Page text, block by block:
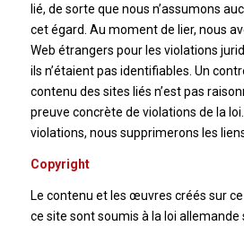
lié, de sorte que nous n’assumons
cet égard. Au moment de lier, nous
Web étrangers pour les violations
ils n’étaient pas identifiables. Un
contenu des sites liés n’est pas
preuve concrète de violations de la
violations, nous supprimerons les
Copyright
Le contenu et les œuvres créés sur
ce site sont soumis à la loi allemande